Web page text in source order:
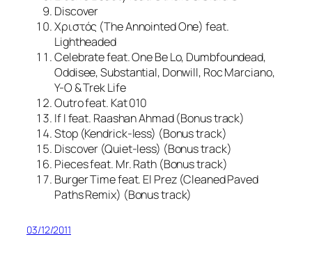
Discover
Χριστός (The Annointed One) feat.
Lightheaded
Celebrate feat. One Be Lo, Dumbfoundead,
Oddisee, Substantial, Donwill, Roc Marciano,
Y-O & Trek Life
Outro feat. Kat 010
If I feat. Raashan Ahmad (Bonus track)
Stop (Kendrick-less) (Bonus track)
Discover (Quiet-less) (Bonus track)
Pieces feat. Mr. Rath (Bonus track)
Burger Time feat. El Prez (Cleaned Paved
Paths Remix) (Bonus track)
03/12/2011